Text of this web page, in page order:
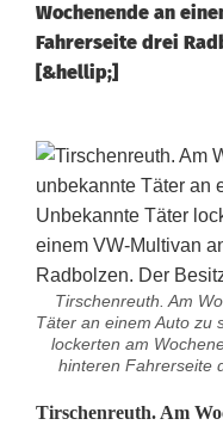
Wochenende an
Fahrerseite drei
[&hellip;]
Tirschenreuth. Am
Täter an einem Auto zu
lockerten am
hinteren Fahrerseite
U
Tirschenreuth. Am